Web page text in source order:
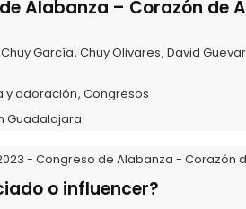
Alabanza – Corazón de
Chuy García, Chuy Olivares, David
y adoración, Congresos
Guadalajara
- Congreso de Alabanza - Corazón
o influencer?